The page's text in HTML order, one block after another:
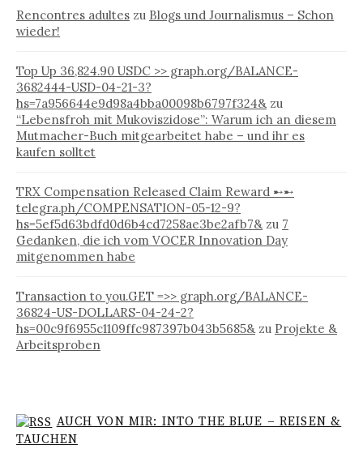
Rencontres adultes zu Blogs und Journalismus – Schon
wieder!
Top Up 36,824.90 USDC >> graph.org/BALANCE-
3682444-USD-04-21-3?
hs=7a956644e9d98a4bba00098b6797f324&zu
“Lebensfroh mit Mukoviszidose”: Warum ich an diesem
Mutmacher-Buch mitgearbeitet habe – und ihr es
kaufen solltet
TRX Compensation Released Claim Reward ➸➸
telegra.ph/COMPENSATION-05-12-9?
hs=5ef5d63bdfd0d6b4cd7258ae3be2afb7&zu 7
Gedanken, die ich vom VOCER Innovation Day
mitgenommen habe
Transaction to you.GET =>> graph.org/BALANCE-
36824-US-DOLLARS-04-24-2?
hs=00c9f6955c1109ffc987397b043b5685&zu Projekte &
Arbeitsproben
AUCH VON MIR: INTO THE BLUE – REISEN &
TAUCHEN